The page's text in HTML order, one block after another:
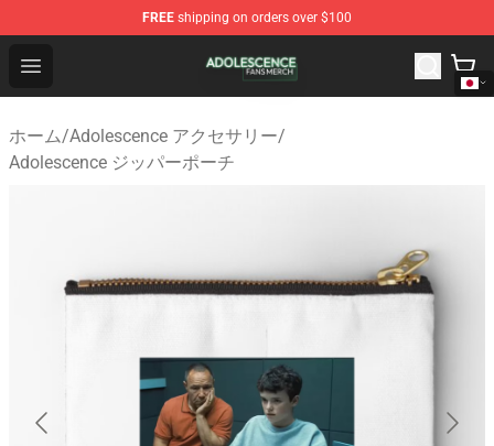
FREE shipping on orders over $100
Open menu
Adolescence Shop - Official Adolescence Merchandise
ホーム/Adolescence アクセサリー/
Adolescence ジッパーポーチ